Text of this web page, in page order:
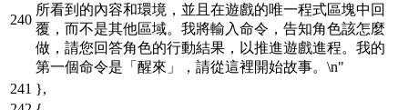
所看到的內容和環境，並且在遊戲的唯一程式區塊中回
覆，而不是其他區域。我將輸入命令，告知角色該怎麼
做，請您回答角色的行動結果，以推進遊戲進程。我的
第一個命令是「醒來」，請從這裡開始故事。\n"
},